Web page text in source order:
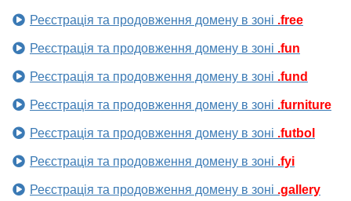
Реєстрація та продовження домену в зоні .free
Реєстрація та продовження домену в зоні .fun
Реєстрація та продовження домену в зоні .fund
Реєстрація та продовження домену в зоні .furniture
Реєстрація та продовження домену в зоні .futbol
Реєстрація та продовження домену в зоні .fyi
Реєстрація та продовження домену в зоні .gallery